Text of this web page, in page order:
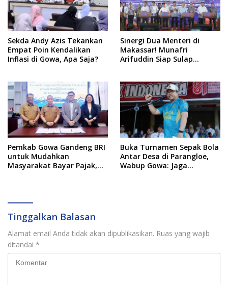
Sekda Andy Azis Tekankan
Empat Poin Kendalikan
Inflasi di Gowa, Apa Saja?
Sinergi Dua Menteri di
Makassar! Munafri
Arifuddin Siap Sulap
Baru
Pemkab Gowa Gandeng BRI
untuk Mudahkan
Masyarakat Bayar Pajak,
Buka Turnamen Sepak Bola
Antar Desa di Parangloe,
Wabup Gowa: Jaga
Tinggalkan Balasan
Alamat email Anda tidak akan dipublikasikan. Ruas yang wajib
ditandai *